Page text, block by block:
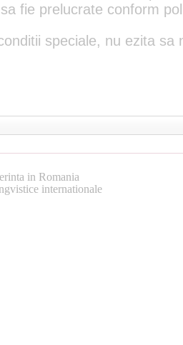
fie prelucrate conform
speciale, nu ezita sa
in Romania
internationale